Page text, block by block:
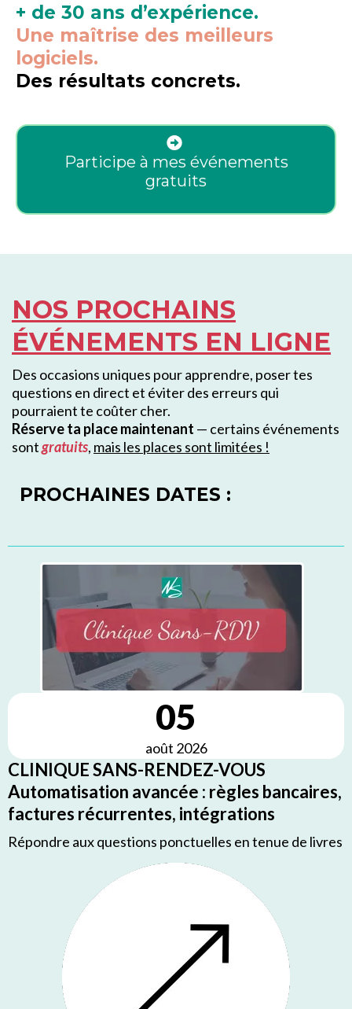
+ de 30 ans d’expérience.
Une maîtrise des meilleurs
logiciels.
Des résultats concrets.
Participe à mes événements
gratuits
NOS PROCHAINS
ÉVÉNEMENTS EN LIGNE
Des occasions uniques pour apprendre, poser tes
questions en direct et éviter des erreurs qui
pourraient te coûter cher.
Réserve ta place maintenant — certains événements
sontgratuits, mais les places sont limitées !
PROCHAINES DATES :
05
août 2026
CLINIQUE SANS-RENDEZ-VOUS
Automatisation avancée : règles bancaires,
factures récurrentes, intégrations
Répondre aux questions ponctuelles en tenue de livres